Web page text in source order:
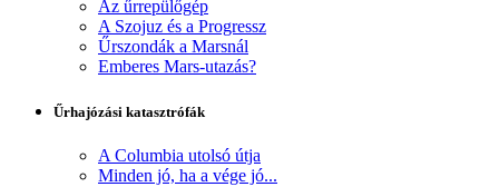
Az űrrepülőgép
A Szojuz és a Progressz
Űrszondák a Marsnál
Emberes Mars-utazás?
Űrhajózási katasztrófák
A Columbia utolsó útja
Minden jó, ha a vége jó...